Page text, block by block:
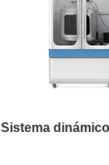
Sistema